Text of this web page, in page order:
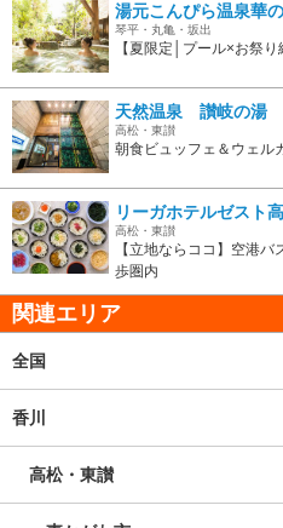
湯元こんぴら温泉華
琴平・丸亀・坂出
【夏限定│プール×お祭
天然温泉 讃岐の湯
高松・東讃
朝食ビュッフェ＆ウェル
リーガホテルゼスト
高松・東讃
【立地ならココ】空港
歩圏内
関連エリア
全国
香川
高松・東讃